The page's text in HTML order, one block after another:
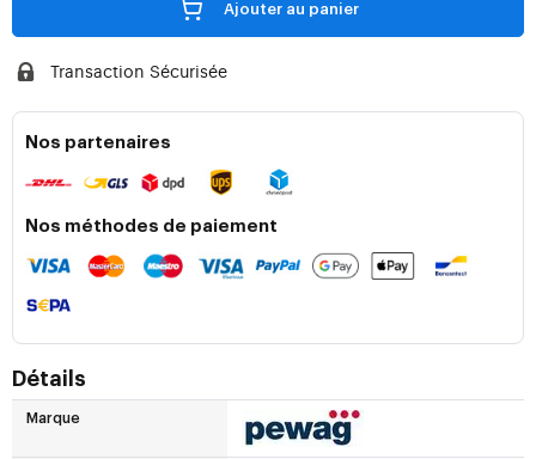
Ajouter au panier
Transaction Sécurisée
Nos partenaires
Nos méthodes de paiement
Détails
Marque